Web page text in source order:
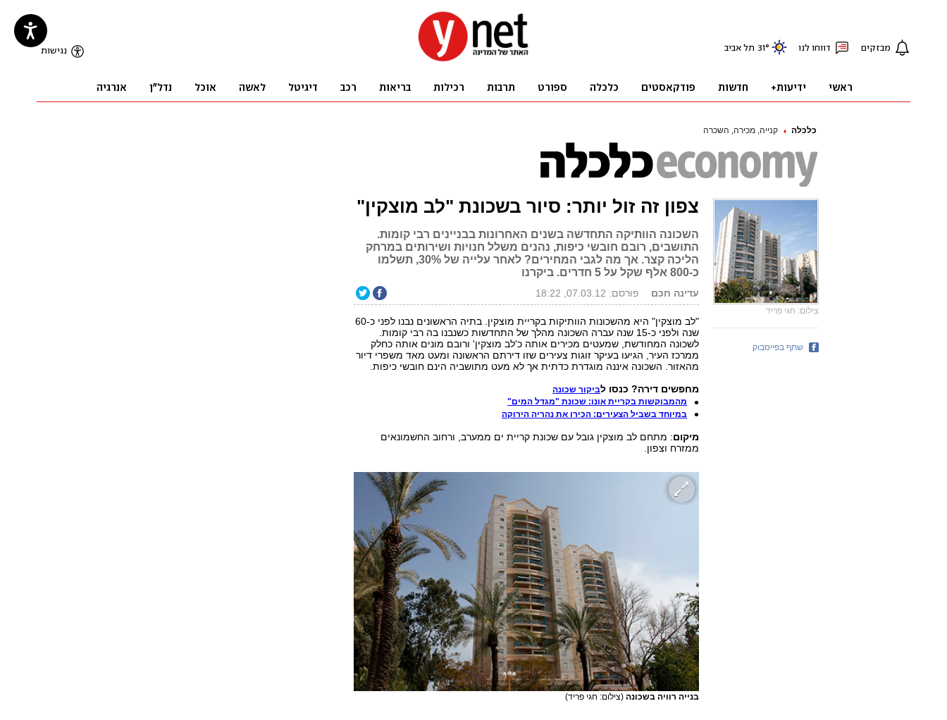
כלכלה קנייה, מכירה, השכרה
צפון זה זול יותר: סיור בשכונת "לב מוצקין"
השכונה הוותיקה התחדשה בשנים האחרונות בבניינים רבי קומות.
התושבים, רובם חובשי כיפות, נהנים משלל חנויות ושירותים במרחק
הליכה קצר. אך מה לגבי המחירים? לאחר עלייה של 30%, תשלמו
כ-800 אלף שקל על 5 חדרים. ביקרנו
עדינה חכם פורסם: 07.03.12, 18:22
"לב מוצקין" היא מהשכונות הוותיקות בקריית מוצקין. בתיה הראשונים נבנו לפני כ-60
שנה ולפני כ-15 שנה עברה השכונה מהלך של התחדשות כשנבנו בה רבי קומות.
לשכונה המחודשת, שמעטים מכירים אותה כ'לב מוצקין' ורובם מונים אותה כחלק
ממרכז העיר, הגיעו בעיקר זוגות צעירים שזו דירתם הראשונה ומעט מאד משפרי דיור
מהאזור. השכונה איננה מוגדרת כדתית אך לא מעט מתושביה הינם חובשי כיפות.
מחפשים דירה? כנסו לביקור שכונה
מהמבוקשות בקריית אונו: שכונת "מגדל המים"
במיוחד בשביל הצעירים: הכירו את נהריה הירוקה
מיקום: מתחם לב מוצקין גובל עם שכונת קריית ים ממערב, ורחוב החשמונאים
ממזרח וצפון.
בנייה רוויה בשכונה (צילום: חגי פריד)
צילום: חגי פריד
שתף בפייסבוק